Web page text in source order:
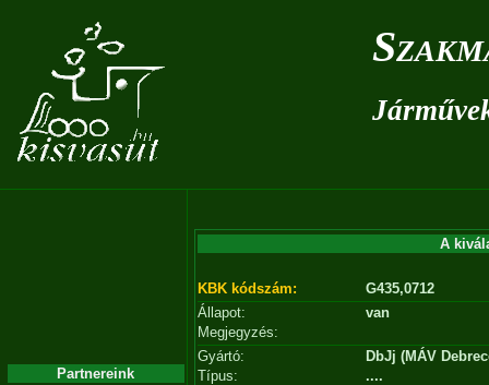
Partnereink
A
KBK kódszám:
G435,0712
Állapot:
van
Megjegyzés:
Gyártó:
DbJj (MÁV
Típus:
....